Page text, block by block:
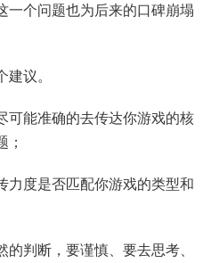
一个问题也为后来的口碑崩塌
议。
可能准确的去传达你游戏的核
；
力度是否匹配你游戏的类型和
判断，要谨慎、要去思考、